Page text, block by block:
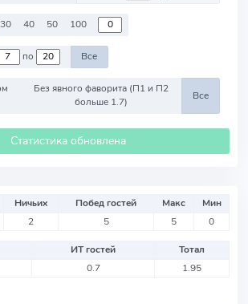
30 40 50 100
по Все
Без явного фаворита (П1 и П2
больше 1.7)
Все
Статистика обновлена
Ничьих Побед гостей Макс
Мин
2 5 5 0
ИТ гостей
Тотал
0.7 1.95